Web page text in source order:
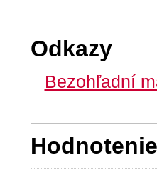
Odkazy
Bezohľadní